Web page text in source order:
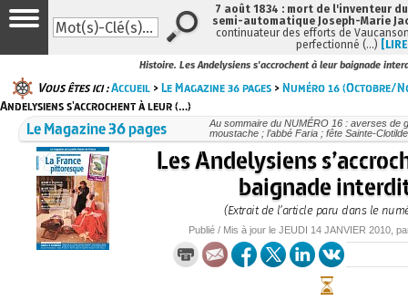
Histoire. Les Andelysiens s'accrochent à leur baignade
Vous êtes ici :Accueil >Le Magazine 36 pages >Numéro 16 (Octobre/
Andelysiens s'accrochent à leur (…)
Le Magazine 36 pages
Au sommaire du NUMÉRO 16 : averses de
moustache ; l’abbé Faria ; fête Sainte-
Les Andelysiens
baignade
(Extrait de l’article paru dans le
Publié / Mis à jour le JEUDI 14 JANVIER 2010 ,
7 août 1834 : mort de l'inventeur
semi-automatique Joseph-Marie
continuateur des efforts de
perfectionné (…)